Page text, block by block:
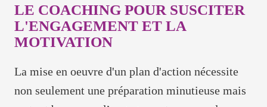
LE COACHING POUR SUSCITER
L'ENGAGEMENT ET LA
MOTIVATION
La mise en oeuvre d'un plan d'action nécessite
non seulement une préparation minutieuse mais